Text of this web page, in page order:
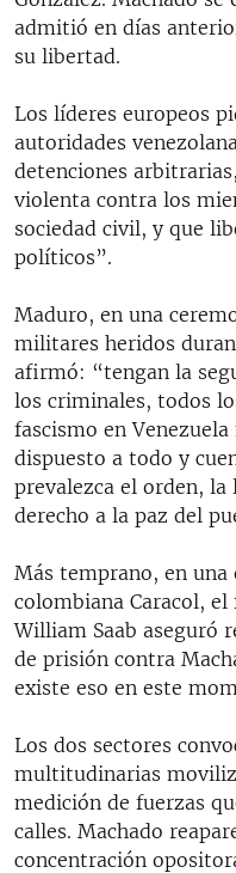
admitió en días
su libertad.
Los líderes europeos
autoridades
detenciones
violenta contra los
sociedad civil, y que
políticos”.
Maduro, en una
militares heridos
afirmó: “tengan la
los criminales, todos
fascismo en
dispuesto a todo y
prevalezca el orden,
derecho a la paz del
Más temprano, en
colombiana Caracol,
William Saab aseguró
de prisión contra
existe eso en este
Los dos sectores
multitudinarias
medición de fuerzas
calles. Machado
concentración